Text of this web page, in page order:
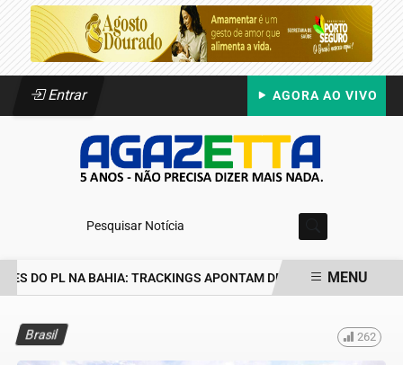
Entrar AGORA AO VIVO
Pesquisar Notícia
DO PL NA BAHIA: TRACKINGS APONTAM DRA. RAISSA SOARES E
MENU
Brasil 262